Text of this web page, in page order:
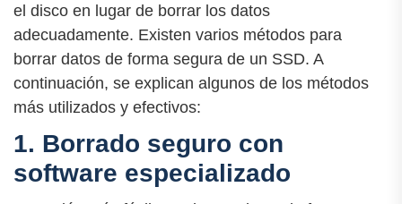
el disco en lugar de borrar los datos
adecuadamente. Existen varios métodos para
borrar datos de forma segura de un SSD. A
continuación, se explican algunos de los métodos
más utilizados y efectivos:
1. Borrado seguro con
software especializado